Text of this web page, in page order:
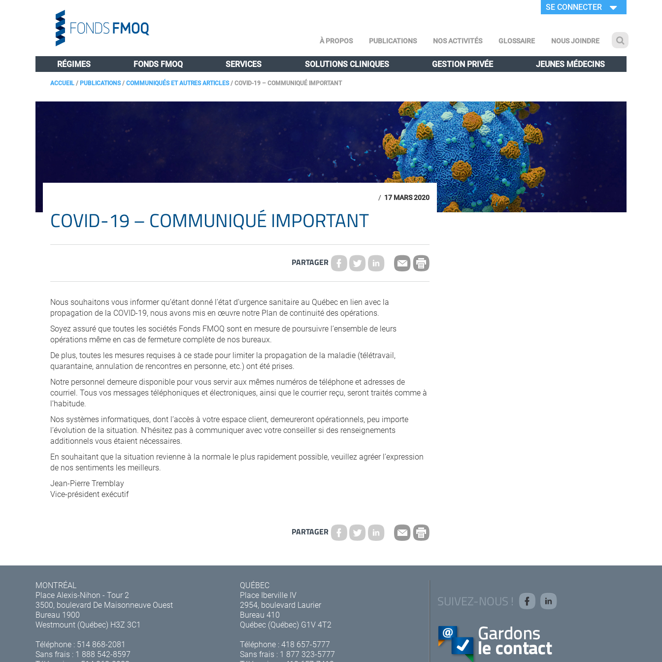
SE CONNECTER
À PROPOS PUBLICATIONS NOS ACTIVITÉS GLOSSAIRE NOUS JOINDRE
RÉGIMES FONDS FMOQ SERVICES SOLUTIONS CLINIQUES GESTION PRIVÉE JEUNES MÉDECINS
ACCUEIL/PUBLICATIONS/COMMUNIQUÉS ET AUTRES ARTICLES/COVID-19 – COMMUNIQUÉ IMPORTANT
/ 17 MARS 2020
COVID-19 – COMMUNIQUÉ IMPORTANT
PARTAGER
Nous souhaitons vous informer qu’étant donné l’état d’urgence sanitaire au Québec en lien avec la
propagation de la COVID-19, nous avons mis en œuvre notre Plan de continuité des opérations.
Soyez assuré que toutes les sociétés Fonds FMOQ sont en mesure de poursuivre l’ensemble de leurs
opérations même en cas de fermeture complète de nos bureaux.
De plus, toutes les mesures requises à ce stade pour limiter la propagation de la maladie (télétravail,
quarantaine, annulation de rencontres en personne, etc.) ont été prises.
Notre personnel demeure disponible pour vous servir aux mêmes numéros de téléphone et adresses de
courriel. Tous vos messages téléphoniques et électroniques, ainsi que le courrier reçu, seront traités comme à
l’habitude.
Nos systèmes informatiques, dont l’accès à votre espace client, demeureront opérationnels, peu importe
l’évolution de la situation. N’hésitez pas à communiquer avec votre conseiller si des renseignements
additionnels vous étaient nécessaires.
En souhaitant que la situation revienne à la normale le plus rapidement possible, veuillez agréer l’expression
de nos sentiments les meilleurs.
Jean-Pierre Tremblay
Vice-président exécutif
PARTAGER
MONTRÉAL
Place Alexis-Nihon - Tour 2
3500, boulevard De Maisonneuve Ouest
Bureau 1900
Westmount (Québec) H3Z 3C1
Téléphone : 514 868-2081
Sans frais : 1 888 542-8597
QUÉBEC
Place Iberville IV
2954, boulevard Laurier
Bureau 410
Québec (Québec) G1V 4T2
Téléphone :418 657-5777
Sans frais : 1 877 323-5777
SUIVEZ-NOUS !